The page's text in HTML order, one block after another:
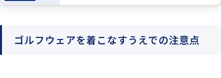
ゴルフウェアを着こなすうえでの注意点